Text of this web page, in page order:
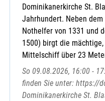
Dominikanerkirche St.
Jahrhundert. Neben
Nothelfer von 1331 und
1500) birgt die
Mittelschiff über 23
So 09.08.2026, 16:00 -
finden Sie unter: https://
Dominikanerkirche St.